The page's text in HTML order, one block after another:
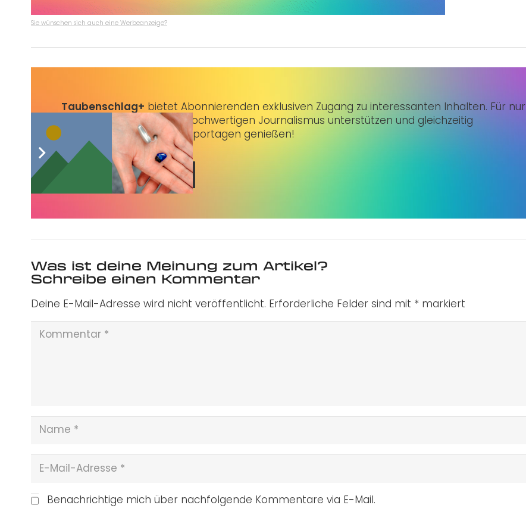
Sie wünschen sich auch eine Werbeanzeige?
Taubenschlag+ bietet Abonnierenden exklusiven Zugang zu interessanten Inhalten. Für nur
3 € im Monat kannst du hochwertigen Journalismus unterstützen und gleichzeitig
erstklassige Artikel und Reportagen genießen!
Jetzt abonnieren
Was ist deine Meinung zum Artikel?
Schreibe einen Kommentar
Deine E-Mail-Adresse wird nicht veröffentlicht. Erforderliche Felder sind mit * markiert
Benachrichtige mich über nachfolgende Kommentare via E-Mail.